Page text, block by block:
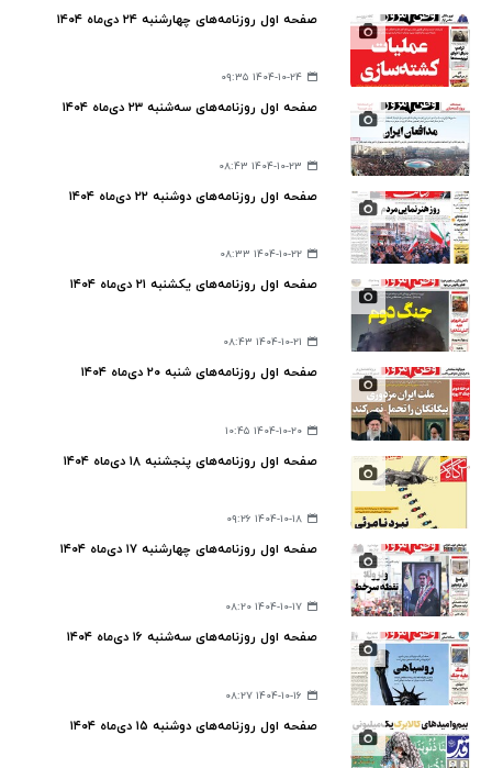
صفحه اول روزنامه‌های چهارشنبه ۲۴ دی‌ماه ۱۴۰۴
۱۴۰۴-۱۰-۲۴ ۰۹:۳۵
صفحه اول روزنامه‌های سه‌شنبه ۲۳ دی‌ماه ۱۴۰۴
۱۴۰۴-۱۰-۲۳ ۰۸:۴۳
صفحه اول روزنامه‌های دوشنبه ۲۲ دی‌ماه ۱۴۰۴
۱۴۰۴-۱۰-۲۲ ۰۸:۳۳
صفحه اول روزنامه‌های یکشنبه ۲۱ دی‌ماه ۱۴۰۴
۱۴۰۴-۱۰-۲۱ ۰۸:۴۳
صفحه اول روزنامه‌های شنبه ۲۰ دی‌ماه ۱۴۰۴
۱۴۰۴-۱۰-۲۰ ۱۰:۴۵
صفحه اول روزنامه‌های پنجشنبه ۱۸ دی‌ماه ۱۴۰۴
۱۴۰۴-۱۰-۱۸ ۰۹:۲۶
صفحه اول روزنامه‌های چهارشنبه ۱۷ دی‌ماه ۱۴۰۴
۱۴۰۴-۱۰-۱۷ ۰۸:۲۰
صفحه اول روزنامه‌های سه‌شنبه ۱۶ دی‌ماه ۱۴۰۴
۱۴۰۴-۱۰-۱۶ ۰۸:۲۷
صفحه اول روزنامه‌های دوشنبه ۱۵ دی‌ماه ۱۴۰۴